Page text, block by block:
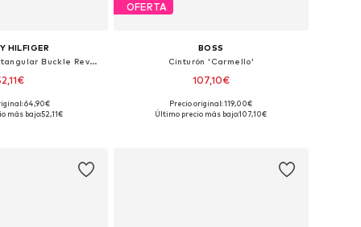
HILFIGER
Cinturón 'Flag Rectangular Buckle Reversible'
muchas tallas
64,90€
más bajo:52,11€
OFERTA
BOSS
Cinturón 'Carmello'
107,10€
Disponible en muchas tallas
Precio original: 119,00€
Último precio más bajo:107,10€